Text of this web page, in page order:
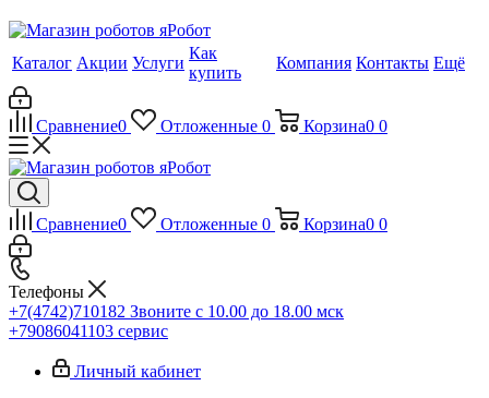
Каталог Акции Услуги
Как
купить
Компания Контакты Ещё
Сравнение0 Отложенные 0 Корзина0 0
Сравнение0 Отложенные 0 Корзина0 0
Телефоны
+7(4742)710182 Звоните с 10.00 до 18.00 мск
+79086041103 сервис
Личный кабинет